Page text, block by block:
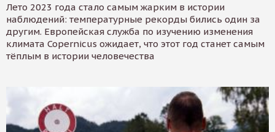
Лето 2023 года стало самым жарким в истории
наблюдений: температурные рекорды бились один за
другим. Европейская служба по изучению изменения
климата Copernicus ожидает, что этот год станет самым
тёплым в истории человечества